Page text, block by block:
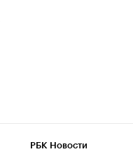
РБК Новости